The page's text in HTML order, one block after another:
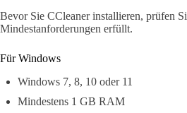
Bevor Sie CCleaner installieren, prüfen
Mindestanforderungen erfüllt.
Für Windows
Windows 7, 8, 10 oder 11
Mindestens 1 GB RAM